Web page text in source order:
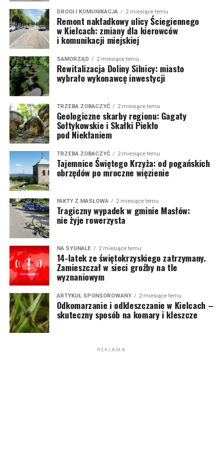
DROGI I KOMUNIKACJA 2 miesiące temu
Remont nakładkowy ulicy Ściegiennego
w Kielcach: zmiany dla kierowców
i komunikacji miejskiej
SAMORZĄD 2 miesiące temu
Rewitalizacja Doliny Silnicy: miasto
wybrało wykonawcę inwestycji
TRZEBA ZOBACZYĆ 2 miesiące temu
Geologiczne skarby regionu: Gagaty
Sołtykowskie i Skałki Piekło
pod Niekłaniem
TRZEBA ZOBACZYĆ 2 miesiące temu
Tajemnice Świętego Krzyża: od pogańskich
obrzędów po mroczne więzienie
FAKTY Z MASŁOWA 2 miesiące temu
Tragiczny wypadek w gminie Masłów:
nie żyje rowerzysta
NA SYGNALE 2 miesiące temu
14-latek ze świętokrzyskiego zatrzymany.
Zamieszczał w sieci groźby na tle
wyznaniowym
ARTYKUŁ SPONSOROWANY 2 miesiące temu
Odkomarzanie i odkleszczanie w Kielcach –
skuteczny sposób na komary i kleszcze
REKLAMA